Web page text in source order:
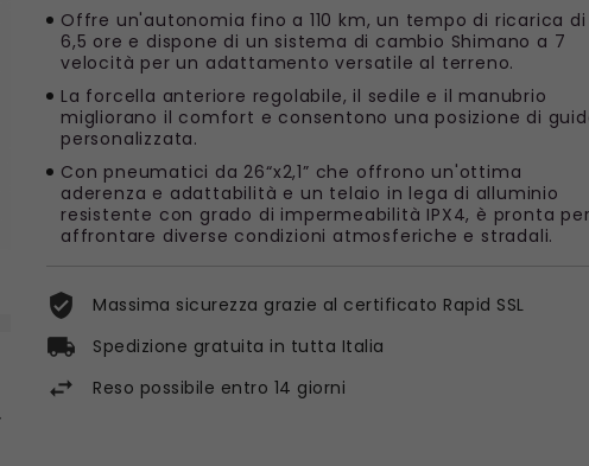
Offre un'autonomia fino a 110 km, un tempo di ricarica di
6,5 ore e dispone di un sistema di cambio Shimano a 7
velocità per un adattamento versatile al terreno.
La forcella anteriore regolabile, il sedile e il manubrio
migliorano il comfort e consentono una posizione di
personalizzata.
Con pneumatici da 26“x2,1” che offrono un'ottima
aderenza e adattabilità e un telaio in lega di alluminio
resistente con grado di impermeabilità IPX4, è pronta per
affrontare diverse condizioni atmosferiche e stradali.
Massima sicurezza grazie al certificato Rapid SSL
Spedizione gratuita in tutta Italia
Reso possibile entro 14 giorni